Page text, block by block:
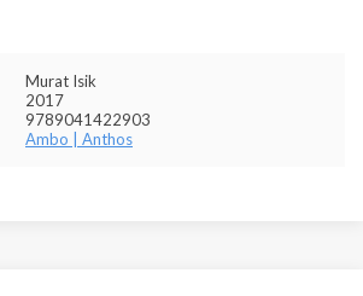
Murat Isik
2017
9789041422903
Ambo | Anthos